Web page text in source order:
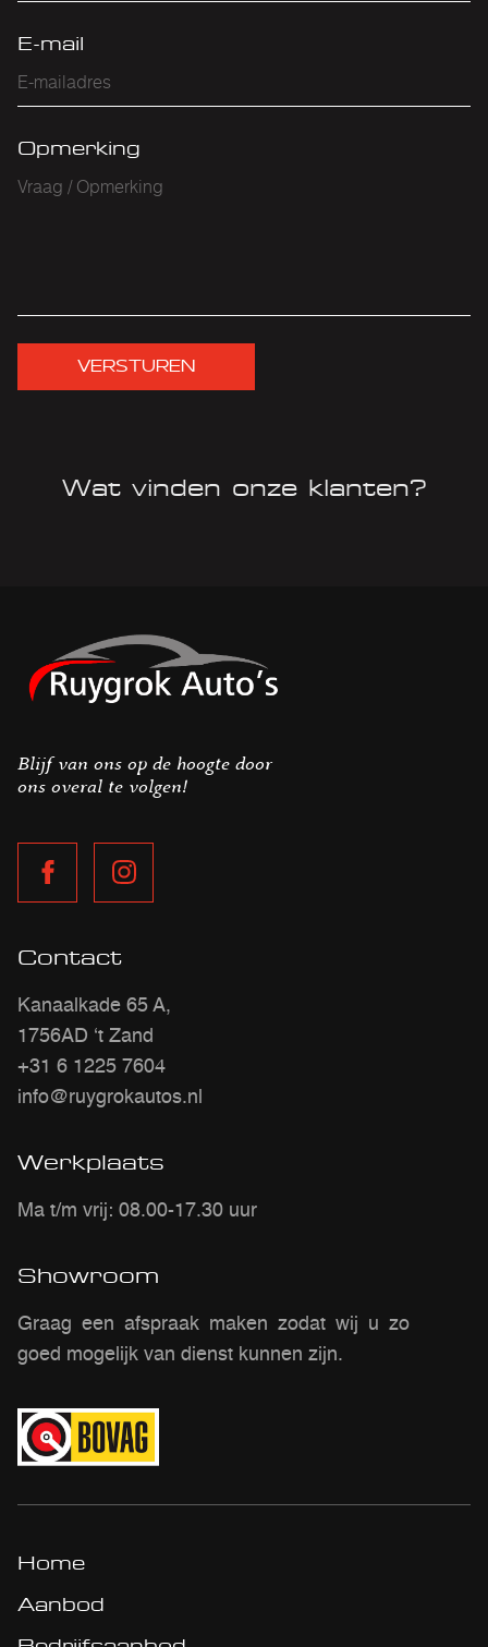
E-mail
Opmerking
VERSTUREN
Wat vinden onze klanten?
Blijf van ons op de hoogte door
ons overal te volgen!
Contact
Kanaalkade 65 A,
1756AD ‘t Zand
+31 6 1225 7604
info@ruygrokautos.nl
Werkplaats
Ma t/m vrij: 08.00-17.30 uur
Showroom
Graag een afspraak maken zodat wij u zo
goed mogelijk van dienst kunnen zijn.
Home
Aanbod